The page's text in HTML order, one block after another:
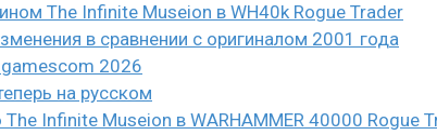
The Infinite Museion в WH40k Rogue Trader
в сравнении с оригиналом 2001 года
2026
на русском
Infinite Museion в WARHAMMER 40000 Rogue